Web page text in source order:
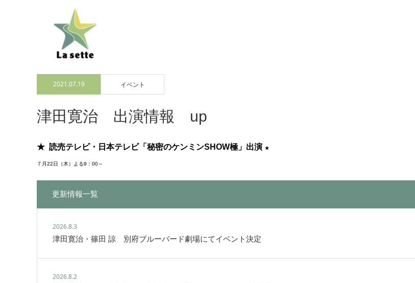
2021.07.19 イベント
津田寛治 出演情報 up
★ 読売テレビ・日本テレビ「秘密のケンミンSHOW極」出演 ★
７月22日（木）よる9：00～
更新情報一覧
2026.8.3
津田寛治・篠田 諒 別府ブルーバード劇場にてイベント決定
2026.8.2